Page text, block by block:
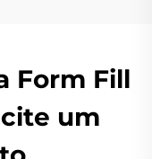
Form Fill
um